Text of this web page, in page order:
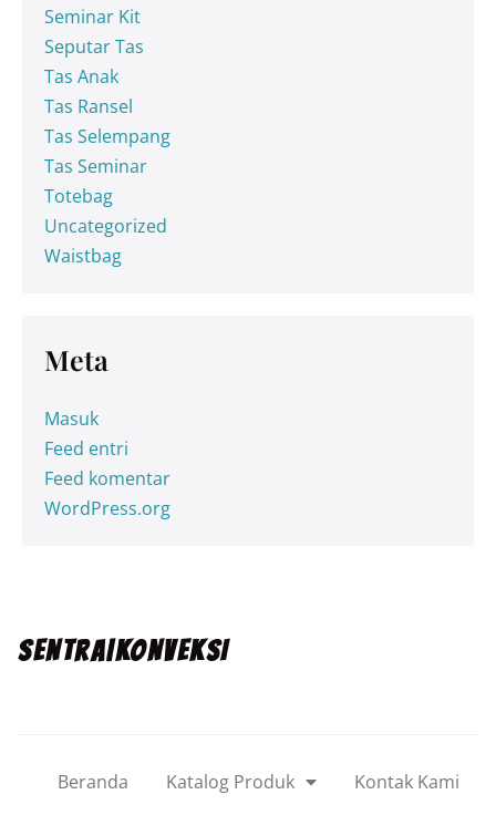
Seminar Kit
Seputar Tas
Tas Anak
Tas Ransel
Tas Selempang
Tas Seminar
Totebag
Uncategorized
Waistbag
Meta
Masuk
Feed entri
Feed komentar
WordPress.org
SENTRA|KONVEKSI
Beranda Katalog Produk Kontak Kami